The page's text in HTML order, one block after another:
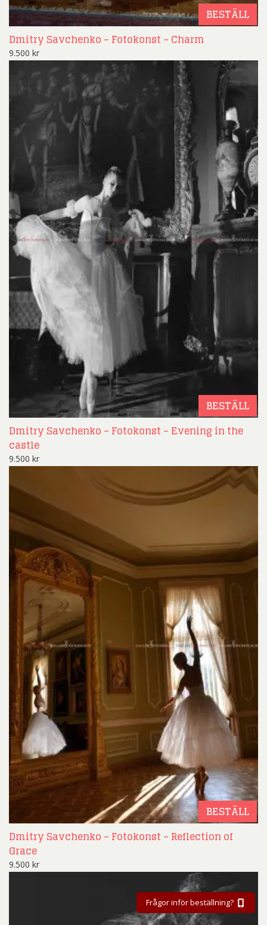
BESTÄLL
Dmitry Savchenko – Fotokonst – Charm
9.500 kr
BESTÄLL
Dmitry Savchenko – Fotokonst – Evening in the
castle
9.500 kr
BESTÄLL
Dmitry Savchenko – Fotokonst – Reflection of
Grace
9.500 kr
Frågor inför beställning?